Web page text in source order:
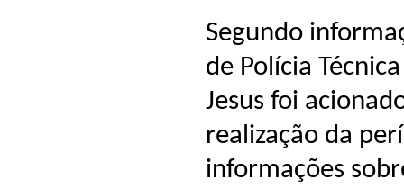
Segundo
de Polícia
Jesus foi
realização da
informações